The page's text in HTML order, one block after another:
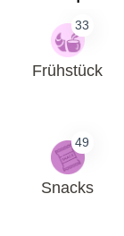
33
Frühstück
49
Snacks